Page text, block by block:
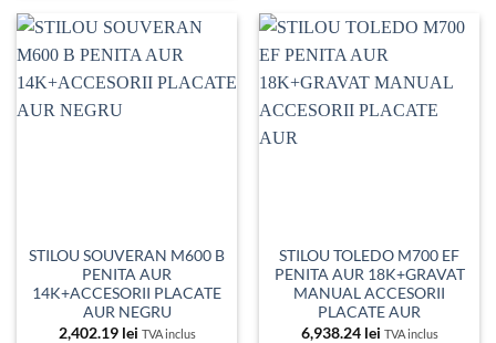
STILOU SOUVERAN M600 B
PENITA AUR
14K+ACCESORII PLACATE
AUR NEGRU
2,402.19 lei TVA inclus
STILOU TOLEDO M700 EF
PENITA AUR 18K+GRAVAT
MANUAL ACCESORII
PLACATE AUR
6,938.24 lei TVA inclus